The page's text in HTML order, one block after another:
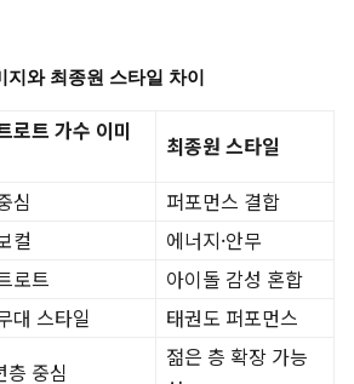
지와 최종원 스타일 차이
로트 가수 이미
최종원 스타일
심
퍼포먼스 결합
컬
에너지·안무
로트
아이돌 감성 혼합
대 스타일
태권도 퍼포먼스
층 중심
젊은 층 확장 가능